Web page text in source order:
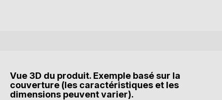
Vue 3D du produit. Exemple basé sur la
couverture (les caractéristiques et les
dimensions peuvent varier).